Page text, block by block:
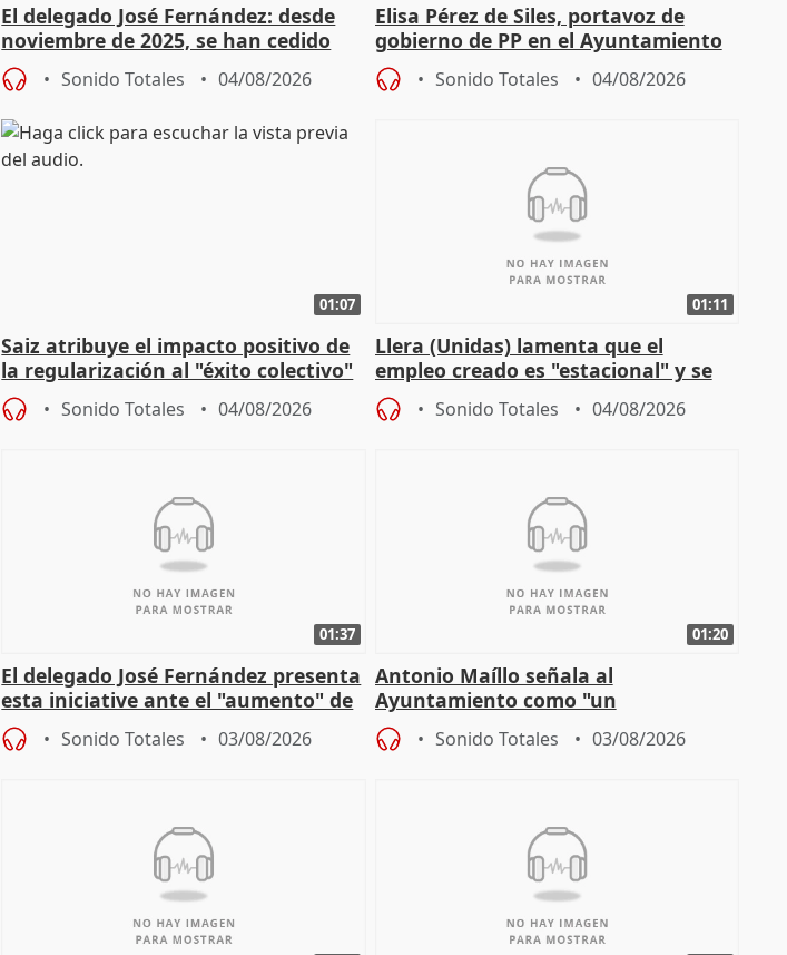
El delegado José Fernández: desde
noviembre de 2025, se han cedido
9.810 ayudas por nacimiento
Sonido Totales 04/08/2026
Elisa Pérez de Siles, portavoz de
gobierno de PP en el Ayuntamiento
de Málaga, deja la política
Sonido Totales 04/08/2026
01:07
Saiz atribuye el impacto positivo de
la regularización al "éxito colectivo"
del Gobierno
Sonido Totales 04/08/2026
01:11
Llera (Unidas) lamenta que el
empleo creado es "estacional" y se
"esfumará" al acabar el verano
Sonido Totales 04/08/2026
01:37
El delegado José Fernández presenta
esta iniciative ante el "aumento" de
personas sin hogar en Madri
Sonido Totales 03/08/2026
01:20
Antonio Maíllo señala al
Ayuntamiento como "un
especulador más" sobre viviendas de
Jiménez Becerril
Sonido Totales 03/08/2026